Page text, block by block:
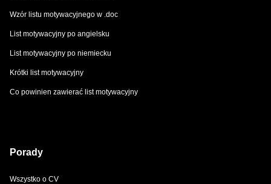
Wzór listu motywacyjnego w .doc
List motywacyjny po angielsku
List motywacyjny po niemiecku
Krótki list motywacyjny
Co powinien zawierać list motywacyjny
Porady
Wszystko o CV